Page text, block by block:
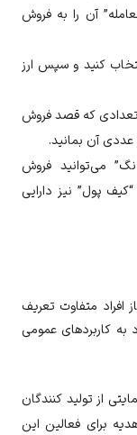
آن را به فروش
کنید و سپس ارز
تعدادی که قصد فروش
عددی آن بمانید.
” می‌توانید فروش
پول” نیز دارایی
افراد متفاوت تعریف
کاربردهای عمومی
از تولید کنندگان
برای فعالین این